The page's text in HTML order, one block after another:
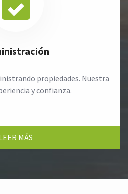
propiedades. Nuestra
y confianza.
MÁS